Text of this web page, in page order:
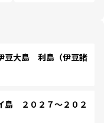
大島 利島（伊豆諸
２０２７～２０２